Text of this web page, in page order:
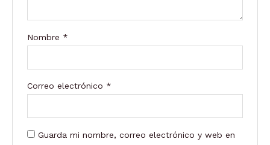
Nombre *
Correo electrónico *
Guarda mi nombre, correo electrónico y web en